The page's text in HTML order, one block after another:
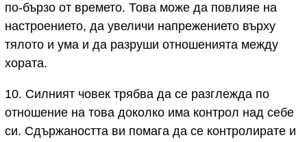
по-бързо от времето. Това може да повлияе на
настроението, да увеличи напрежението върху
тялото и ума и да разруши отношенията между
хората.
10. Силният човек трябва да се разглежда по
отношение на това доколко има контрол над себе
си. Сдържаността ви помага да се контролирате и